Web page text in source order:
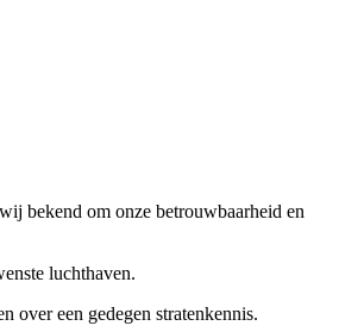
bekend om onze betrouwbaarheid en
luchthaven.
over een gedegen stratenkennis.